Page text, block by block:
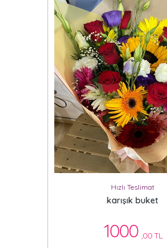
Hızlı Teslimat
karışık buket
1000 ,00 TL